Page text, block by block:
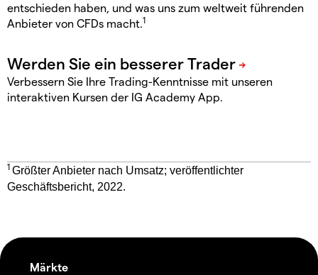
entschieden haben, und was uns zum weltweit führenden
Anbieter von CFDs macht.1
Verbessern Sie Ihre Trading-Kenntnisse mit unseren
interaktiven Kursen der IG Academy App.
1 Größter Anbieter nach Umsatz; veröffentlichter
Geschäftsbericht, 2022.
Märkte